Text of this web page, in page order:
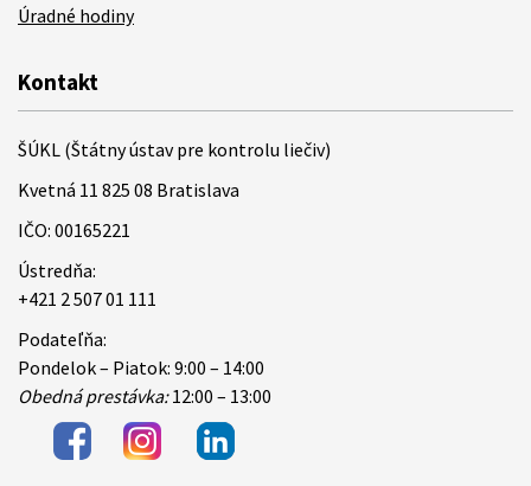
Úradné hodiny
Kontakt
ŠÚKL (Štátny ústav pre kontrolu liečiv)
Kvetná 11 825 08 Bratislava
IČO: 00165221
Ústredňa:
+421 2 507 01 111
Podateľňa:
Pondelok – Piatok: 9:00 – 14:00
Obedná prestávka:12:00 – 13:00